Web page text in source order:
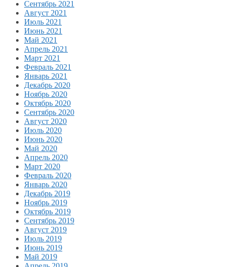
Сентябрь 2021
Август 2021
Июль 2021
Июнь 2021
Май 2021
Апрель 2021
Март 2021
Февраль 2021
Январь 2021
Декабрь 2020
Ноябрь 2020
Октябрь 2020
Сентябрь 2020
Август 2020
Июль 2020
Июнь 2020
Май 2020
Апрель 2020
Март 2020
Февраль 2020
Январь 2020
Декабрь 2019
Ноябрь 2019
Октябрь 2019
Сентябрь 2019
Август 2019
Июль 2019
Июнь 2019
Май 2019